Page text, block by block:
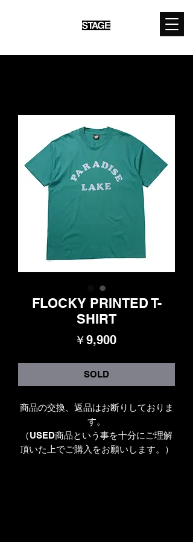
FLOCKY PRINTED T-
SHIRT
￥9,900価
SOLD
商品の交換、返品はお断りしておりま
す。
（USED商品という事を十分にご理解
頂いた上でご購入をお願いします。）